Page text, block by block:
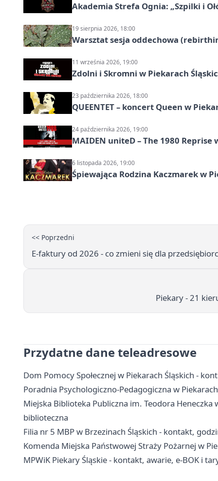
Akademia Strefa Ognia: „Szpilki i
19 sierpnia 2026, 18:00
Warsztat sesja oddechowa
11 września 2026, 19:00
Zdolni i Skromni w Piekarach
23 października 2026, 18:00
QUEENTET – koncert Queen w
24 października 2026, 19:00
MAIDEN uniteD – The 1980
6 listopada 2026, 19:00
Śpiewająca Rodzina Kaczmarek w
<< Poprzedni
E-faktury od 2026 - co zmieni się dla
Piekary - 21
Przydatne dane teleadresowe
Dom Pomocy Społecznej w Piekarach Śląskich -
Poradnia Psychologiczno-Pedagogiczna w
Miejska Biblioteka Publiczna im. Teodora
biblioteczna
Filia nr 5 MBP w Brzezinach Śląskich - kontakt,
Komenda Miejska Państwowej Straży Pożarnej w
MPWiK Piekary Śląskie - kontakt, awarie, e-BOK i